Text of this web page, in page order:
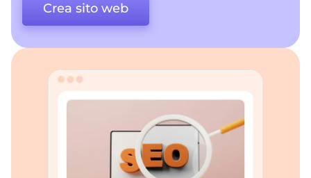
Crea sito web